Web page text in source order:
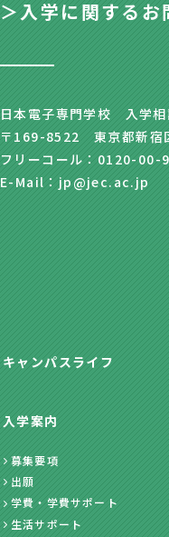
＞入学に関するお
日本電子専門学校 入学
〒169-8522 東京都新宿
フリーコール：0120-00-
E-Mail：jp@jec.ac.jp
キャンパスライフ
入学案内
募集要項
出願
学費・学費サポート
生活サポート